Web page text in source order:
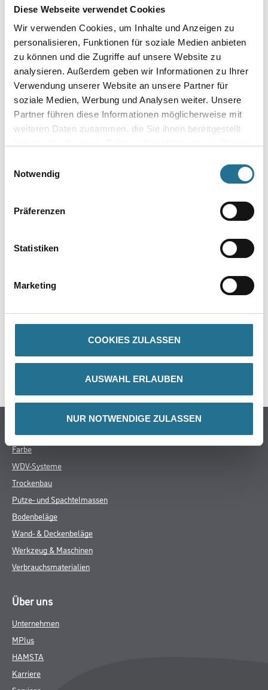
Diese Webseite verwendet Cookies
Wir verwenden Cookies, um Inhalte und Anzeigen zu
personalisieren, Funktionen für soziale Medien anbieten
zu können und die Zugriffe auf unsere Website zu
analysieren. Außerdem geben wir Informationen zu Ihrer
Verwendung unserer Website an unsere Partner für
soziale Medien, Werbung und Analysen weiter. Unsere
Partner führen diese Informationen möglicherweise mit
weiteren Daten zusammen, die Sie ihnen bereitgestellt
Notwendig
Präferenzen
Statistiken
Marketing
COOKIES ZULASSEN
AUSWAHL ERLAUBEN
NUR NOTWENDIGE ZULASSEN
MPlus MultiVorstrich 10,0
kg EC1 Plus & Blauer
Engel NEU
8001-003349
Bitte einloggen, um Preise zu
sehen
MPlus MultiVorstrich 5,0 kg
EC1 Plus & Blauer Engel
NEU
8001-003350
Bitte einloggen, um Preise zu
sehen
PRODUKTEIGENSCHAFTEN
Produkteigenschaft
ZUSATZINFOS
GEFAHRENHINWEISE
SPEZIFIKATIONEN
Online-Shop
Farbe
WDV-Systeme
Trockenbau
Putze- und Spachtelmassen
Bodenbeläge
Wand- & Deckenbeläge
Werkzeug & Maschinen
Verbrauchsmaterialien
Über uns
Unternehmen
MPlus
HAMSTA
Karriere